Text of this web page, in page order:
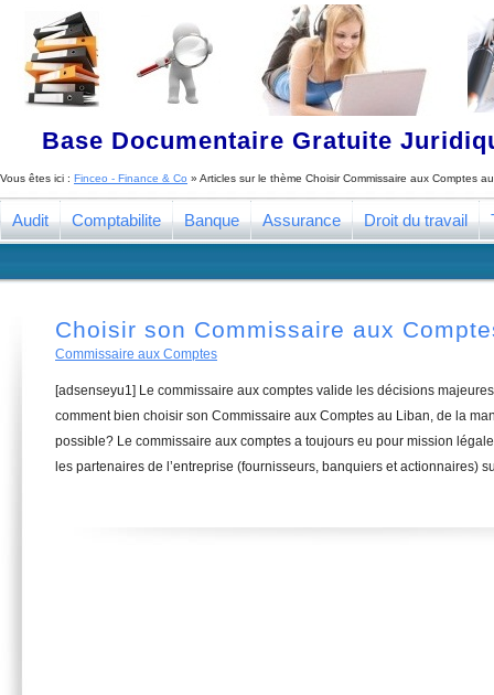
Base Documentaire Gratuite
Vous êtes ici : Finceo - Finance & Co » Articles sur le thème Choisir Commissaire aux Comptes
Audit Comptabilite Banque Assurance Droit du travail
Choisir son Commissaire aux
Commissaire aux Comptes
[adsenseyu1] Le commissaire aux comptes valide les décisions
comment bien choisir son Commissaire aux Comptes au Liban, de la
possible? Le commissaire aux comptes a toujours eu pour mission
les partenaires de l’entreprise (fournisseurs, banquiers et actionnaires)